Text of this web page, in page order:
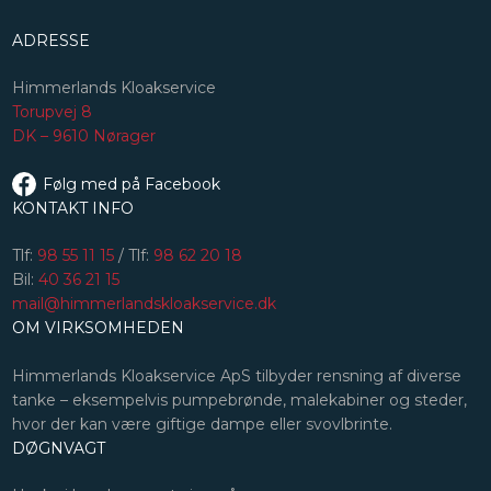
ADRESSE
​Himmerlands Kloakservice
Torupvej 8
DK – 9610 Nørager
Følg med på Facebook​
KONTAKT INFO
Tlf: 98 55 11 15/ Tlf: 98 62 20 18
Bil: 40 36 21 15
mail@himmerlandskloakservice.dk
OM VIRKSOMHEDEN
Himmerlands Kloakservice ApS tilbyder rensning af diverse
tanke – eksempelvis pumpebrønde, malekabiner og steder,
hvor der kan være giftige dampe eller svovlbrinte.
DØGNVAGT